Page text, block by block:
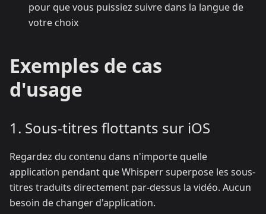
pour que vous puissiez suivre dans la langue de
votre choix
Exemples de cas
d'usage
1. Sous-titres flottants sur iOS
Regardez du contenu dans n'importe quelle
application pendant que Whisperr superpose les sous-
titres traduits directement par-dessus la vidéo. Aucun
besoin de changer d'application.